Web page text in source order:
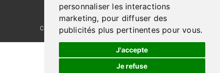
personnaliser les interactions
marketing, pour diffuser des
publicités plus pertinentes pour vous.
J'accepte
Je refuse
WEBSITE DEVELOPMENT
COMMENTS, SUGGESTIONS, ACKNOWLEDGMENTS